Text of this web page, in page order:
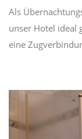
Als
unser Hotel ideal
eine